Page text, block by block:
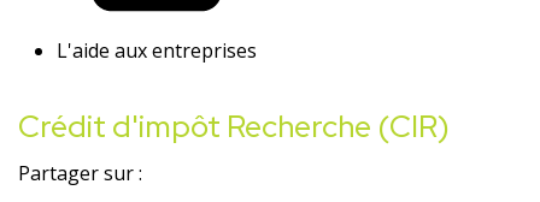
L'aide aux entreprises
Crédit d'impôt Recherche (CIR)
Partager sur :